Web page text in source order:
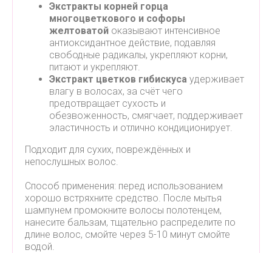
Экстракты корней горца
многоцветкового и софоры
желтоватой оказывают интенсивное
антиоксидантное действие, подавляя
свободные радикалы, укрепляют корни,
питают и укрепляют.
Экстракт цветков гибискуса удерживает
влагу в волосах, за счёт чего
предотвращает сухость и
обезвоженность, смягчает, поддерживает
эластичность и отлично кондиционирует.
Подходит для сухих, повреждённых и
непослушных волос.
Способ применения: перед использованием
хорошо встряхните средство. После мытья
шампунем промокните волосы полотенцем,
нанесите бальзам, тщательно распределите по
длине волос, смойте через 5-10 минут смойте
водой.